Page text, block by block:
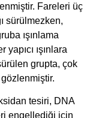
Fareleri üç
sürülmezken,
ışınlama
ışınlara
grupta, çok
tesiri, DNA
engellediği için